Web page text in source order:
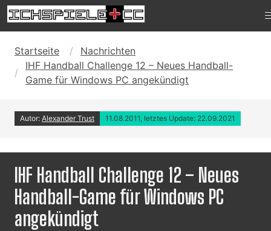
Startseite
Nachrichten
IHF Handball Challenge 12 – Neues Handball-
Game für Windows PC angekündigt
Autor: Alexander Trust 11.08.2011, letztes Update: 22.09.2021
IHF Handball Challenge 12 – Neues
Handball-Game für Windows PC
angekündigt